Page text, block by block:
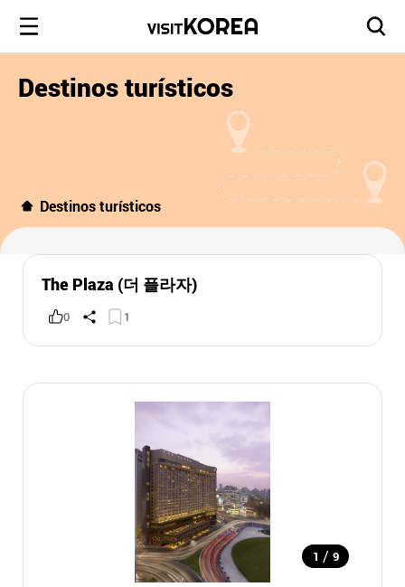
Destinos turísticos
Destinos turísticos
The Plaza (더 플라자)
0 1
1 / 9